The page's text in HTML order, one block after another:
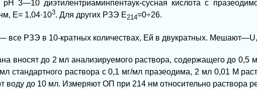
рН 3—10 диэтилентриаминпентаук-сусная кислота с
Е= 1,04·103. Для других РЗЭ Е214=0÷26.
РЗЭ в 10-кратных количествах, Ей в двукратных. Мешают—U,
вносят до 2 мл анализируемого раствора, содержащего до
стандартного раствора с 0,1 мг/мл празеодима, 2 мл 0,01 М
воду до 10 мл. Измеряют ОП при 214 нм относительно раствора